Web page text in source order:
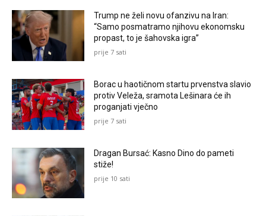
Trump ne želi novu ofanzivu na Iran:
“Samo posmatramo njihovu ekonomsku
propast, to je šahovska igra”
prije 7 sati
Borac u haotičnom startu prvenstva slavio
protiv Veleža, sramota Lešinara će ih
proganjati vječno
prije 7 sati
Dragan Bursać: Kasno Dino do pameti
stiže!
prije 10 sati